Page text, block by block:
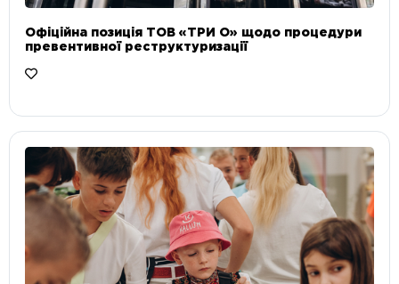
Офіційна позиція ТОВ «ТРИ О» щодо процедури
превентивної реструктуризації